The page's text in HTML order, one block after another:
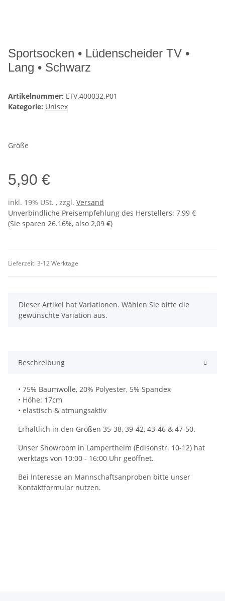
Sportsocken • Lüdenscheider TV •
Lang • Schwarz
Artikelnummer: LTV.400032.P01
Kategorie: Unisex
Größe
5,90 €
inkl. 19% USt. , zzgl. Versand
Unverbindliche Preisempfehlung des Herstellers: 7,99 €
(Sie sparen 26.16%, also 2,09 €)
Lieferzeit:3-12 Werktage
x
Dieser Artikel hat Variationen. Wählen Sie bitte die
gewünschte Variation aus.
Beschreibung
• 75% Baumwolle, 20% Polyester, 5% Spandex
• Höhe: 17cm
• elastisch & atmungsaktiv
Erhältlich in den Größen 35-38, 39-42, 43-46 & 47-50.
Unser Showroom in Lampertheim (Edisonstr. 10-12) hat
werktags von 10:00 - 16:00 Uhr geöffnet.
Bei Interesse an Mannschaftsanproben bitte unser
Kontaktformular nutzen.